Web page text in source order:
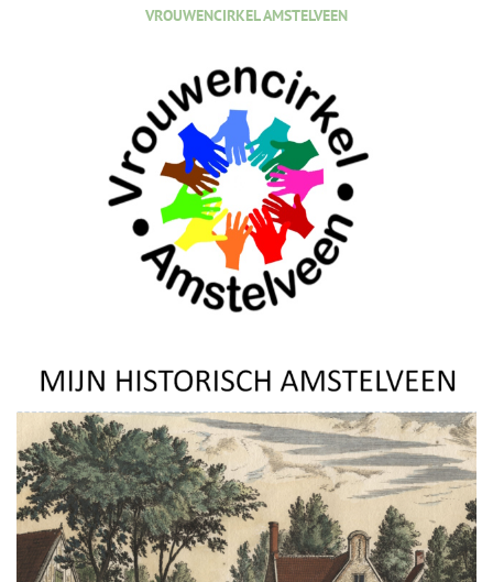
VROUWENCIRKEL AMSTELVEEN